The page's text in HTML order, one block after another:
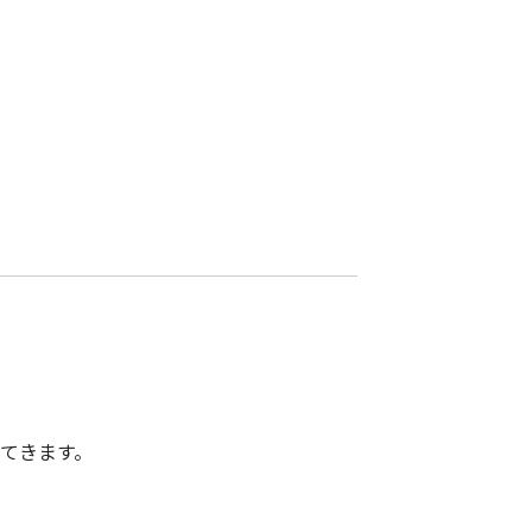
ます。